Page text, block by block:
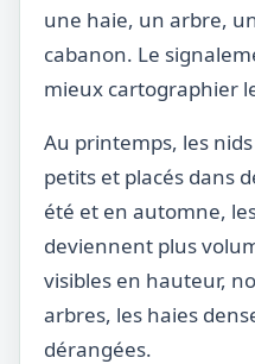
une haie, un arbre,
cabanon. Le
mieux cartographier
Au printemps, les
petits et placés dans
été et en automne,
deviennent plus
visibles en hauteur,
arbres, les haies
dérangées.